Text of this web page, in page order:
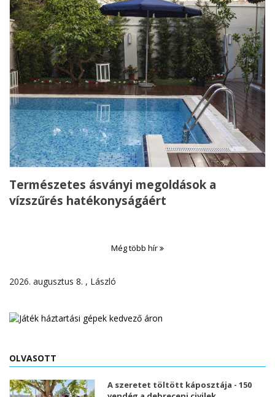
Természetes ásványi megoldások a
vízszűrés hatékonyságáért
Még több hír
2026. augusztus 8. , László
OLVASOTT
A szeretet töltött káposztája - 150